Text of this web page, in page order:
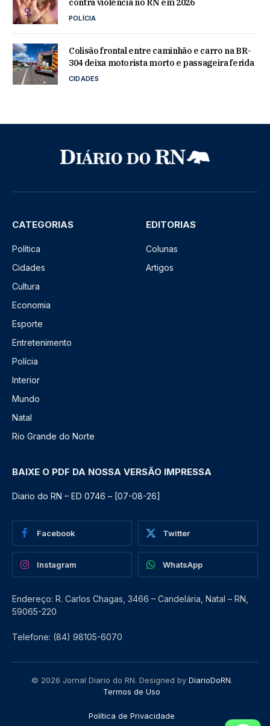
contra violência no RN em 2026
POLÍCIA
Colisão frontal entre caminhão e carro na BR-
304 deixa motorista morto e passageira ferida
CIDADES
CATEGORIAS
Política
Cidades
Cultura
Economia
Esporte
Entretenimento
Polícia
Interior
Mundo
Natal
Rio Grande do Norte
EDITORIAS
Colunas
Artigos
BAIXE O PDF DA NOSSA VERSÃO IMPRESSA
Diario do RN – ED 0746 – [07-08-26]
Facebook Twitter
Instagram WhatsApp
Endereço: R. Carlos Chagas, 3466 – Candelária, Natal – RN,
59065-220
Telefone: (84) 98105-6070
© 2026 Jornal Diario do RN. Designed by DiarioDoRN.
Termos de Uso
Política de Privacidade